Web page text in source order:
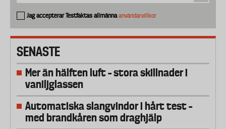
Jag accepterar Testfaktas allmännaanvändarvillkor
SENASTE
Mer än hälften luft – stora skillnader i
vaniljglassen
Automatiska slangvindor i hårt test –
med brandkåren som draghjälp